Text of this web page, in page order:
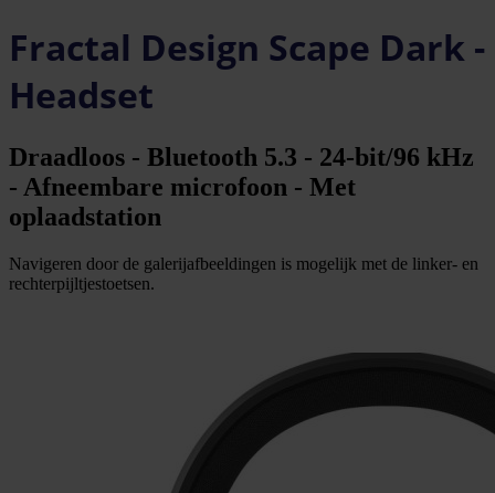
Fractal Design Scape Dark -
Headset
Draadloos - Bluetooth 5.3 - 24-bit/96 kHz
- Afneembare microfoon - Met
oplaadstation
Navigeren door de galerijafbeeldingen is mogelijk met de linker- en
rechterpijltjestoetsen.